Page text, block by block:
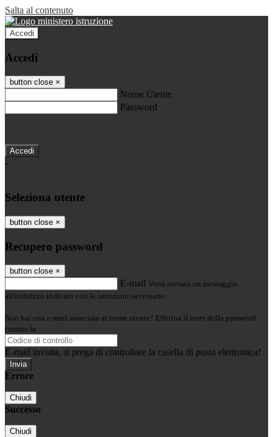
Salta al contenuto
Accedi
Accedi
button close ×
Nome Utente
Password
-
Seleziona utente
button close ×
Recupero password
button close ×
E-mail Verrà inviato un messaggio
all'indirizzo indicato con le istruzioni necessarie.
Non hai una e-mail associata al nome utente? Effettua il reset della password
tramite la
E-mail inviata, si prega di controllare la casella di posta elettronica!
Errore
Chiudi
Successo
Chiudi